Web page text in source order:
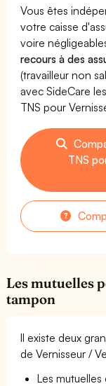
Vous êtes
votre caisse
voire
recours à des
(travailleur non
avec SideCare
TNS pour
TNS
Les mutuelles
tampon
Il existe deux
de Vernisseur /
Les